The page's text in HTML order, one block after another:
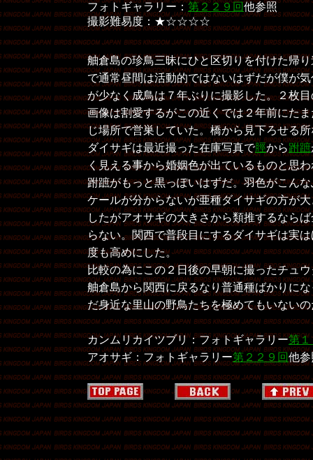
舳倉島の珍鳥三昧にひと区切りを付けた帰
で通常昼間は活動的ではないはずだが僕が
が少なく成鳥は７年ぶりに撮影した。２枚
画像は割愛するがこの近くでは２年前にた
じ場所で営巣していた。橋から見下ろせる
ダイサギは最近撮った在庫写真で脛から跗蹠
く見える事から婚姻色が出ているものと思
跗蹠がもっと黒っぽいはずだ。羽色がこん
ケールが分からないが亜種ダイサギの方が
したがアオサギの大きさから類推するなら
らない。関西で普段目にするダイサギは実
度も高めにした。
比較の為にこの２日後の早朝に撮ったチュ
舳倉島から関西に戻るなり普通種ばかりに
だ身近な里山の野鳥たちを極めてもいない
カンムリカイツブリ：フォトギャラリー第
アオサギ：フォトギャラリー第２２９回他参
フォトギャラリー：第２２９回他参照
撮影難易度：★☆☆☆☆